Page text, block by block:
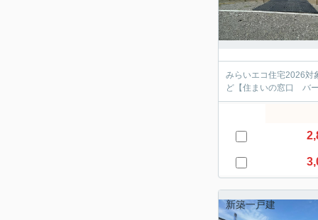
みらいエコ住宅2026対
ど【住まいの窓口 バ
新築一戸建